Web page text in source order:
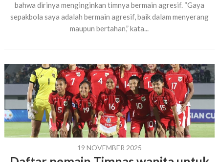
bahwa dirinya menginginkan timnya bermain agresif. “Gaya
sepakbola saya adalah bermain agresif, baik dalam menyerang
maupun bertahan,” kata...
19 NOVEMBER 2025